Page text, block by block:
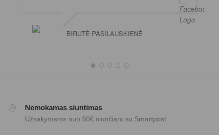
BIRUTĖ PASILAUSKIENĖ
Nemokamas siuntimas
Užsakymams nuo 50€ siunčiant su Smartpost